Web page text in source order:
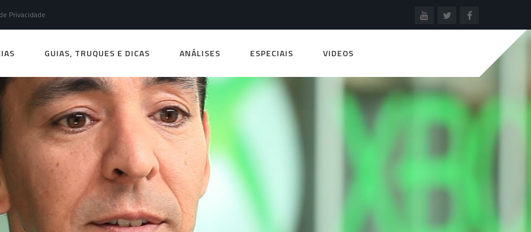
Privacidade
GUIAS, TRUQUES E DICAS ANÁLISES ESPECIAIS VIDEOS